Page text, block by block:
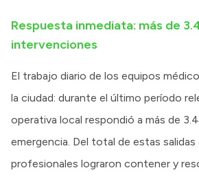
Respuesta inmediata: más de
intervenciones
El trabajo diario de los equipos
la ciudad: durante el último período
operativa local respondió a más de
emergencia. Del total de estas
profesionales lograron contener y